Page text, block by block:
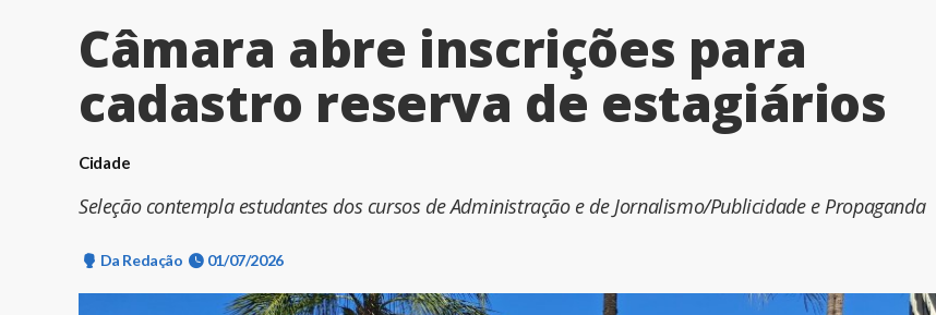
Câmara abre inscrições para
cadastro reserva de estagiários
Cidade
Seleção contempla estudantes dos cursos de Administração e de Jornalismo/Publicidade e Propaganda
Da Redação 01/07/2026